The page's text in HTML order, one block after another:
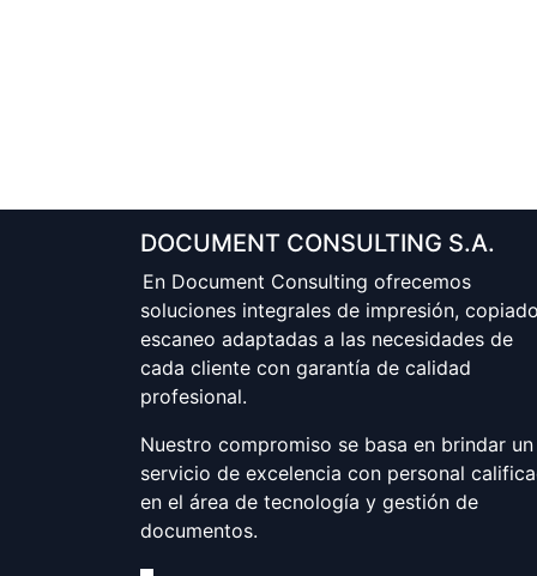
DOCUMENT CONSULTING S.A.
En Document Consulting ofrecemos
soluciones integrales de impresión,
escaneo adaptadas a las necesidades de
cada cliente con garantía de calidad
profesional.
Nuestro compromiso se basa en brindar un
servicio de excelencia con personal
en el área de tecnología y gestión de
documentos.